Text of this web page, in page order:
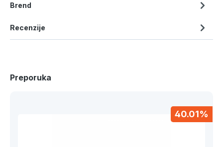
Brend
Recenzije
Preporuka
40.01%